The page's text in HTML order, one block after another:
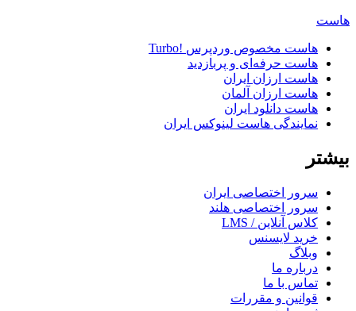
هاست
هاست مخصوص وردپرس !Turbo
هاست حرفه‌ای و پربازدید
هاست ارزان ایران
هاست ارزان آلمان
هاست دانلود ایران
نمایندگی هاست لینوکس ایران
بیشتر
سرور اختصاصی ایران
سرور اختصاصی هلند
کلاس آنلاین / LMS
خرید لایسنس
وبلاگ
درباره ما
تماس با ما
قوانین و مقررات